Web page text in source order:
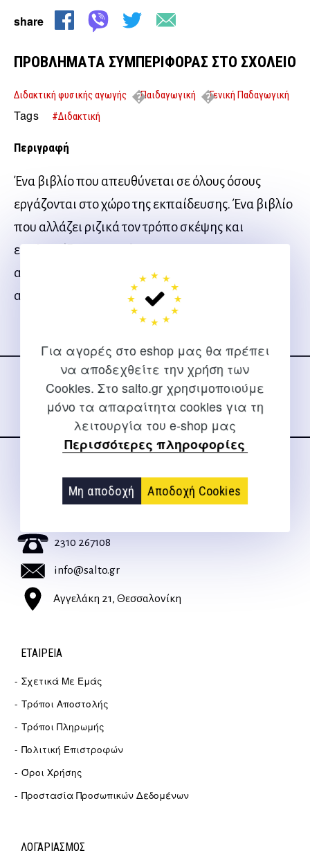
Για αγορές στο eshop μας θα πρέπει
να αποδεχθείτε την χρήση των
Cookies. Στο salto.gr χρησιμοποιούμε
μόνο τα απαραίτητα cookies για τη
λειτουργία του e-shop μας
Περισσότερες πληροφορίες
Μη αποδοχή Αποδοχή Cookies
share
ΠΡΟΒΛΗΜΑΤΑ ΣΥΜΠΕΡΙΦΟΡΑΣ ΣΤΟ ΣΧΟΛΕΙΟ
Διδακτική φυσικής αγωγής Παιδαγωγική
Γενική Παδαγωγική
ΠΡΟΒΛΗΜΑΤΑ ΣΥΜΠΕΡΙΦΟΡΑΣ ΣΤΟ ΣΧΟΛΕΙΟ
Tags #Διδακτική
Περιγραφή
Ένα βιβλίο που απευθύνεται σε όλους όσους
εργάζονται στο χώρο της εκπαίδευσης. Ένα βιβλίο
που αλλάζει ριζικά τον τρόπο σκέψης και
εμπλουτίζει τις ικανότητες μας ως προς την
αντιμετώπιση των δυσκολιών της ζωής , άρα,
απευθύνεται σε όλους.
Ακολουθήστε μας
στα social media
Για διευκρινίσεις και υποστήριξη παραγγελιών μέσω του
2310 267108
info@salto.gr
Αγγελάκη 21, Θεσσαλονίκη
ΕΤΑΙΡΕΊΑ
Σχετικά Με Εμάς
Τρόποι Αποστολής
Τρόποι Πληρωμής
Πολιτική Επιστροφών
Όροι Χρήσης
Προστασία Προσωπικών Δεδομένων
ΛΟΓΑΡΙΑΣΜΟΣ